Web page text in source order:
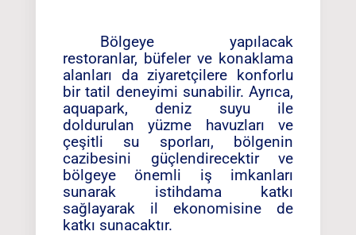
Bölgeye yapılacak
restoranlar, büfeler ve konaklama
alanları da ziyaretçilere konforlu
bir tatil deneyimi sunabilir. Ayrıca,
aquapark, deniz suyu ile
doldurulan yüzme havuzları ve
çeşitli su sporları, bölgenin
cazibesini güçlendirecektir ve
bölgeye önemli iş imkanları
sunarak istihdama katkı
sağlayarak il ekonomisine de
katkı sunacaktır.